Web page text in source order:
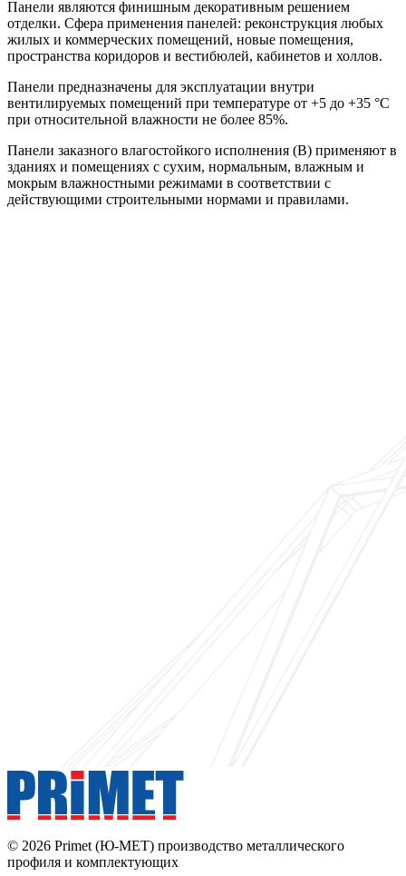
Панели являются финишным декоративным решением
отделки. Сфера применения панелей: реконструкция любых
жилых и коммерческих помещений, новые помещения,
пространства коридоров и вестибюлей, кабинетов и холлов.
Панели предназначены для эксплуатации внутри
вентилируемых помещений при температуре от +5 до +35 °С
при относительной влажности не более 85%.
Панели заказного влагостойкого исполнения (В) применяют в
зданиях и помещениях с сухим, нормальным, влажным и
мокрым влажностными режимами в соответствии с
действующими строительными нормами и правилами.
© 2026 Primet (Ю-МЕТ) производство металлического
профиля и комплектующих